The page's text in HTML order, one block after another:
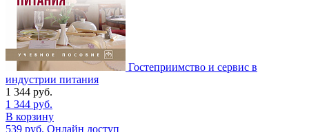
Гостеприимство и сервис в
индустрии питания
1 344 руб.
1 344 руб.
В корзину
539 руб. Онлайн доступ